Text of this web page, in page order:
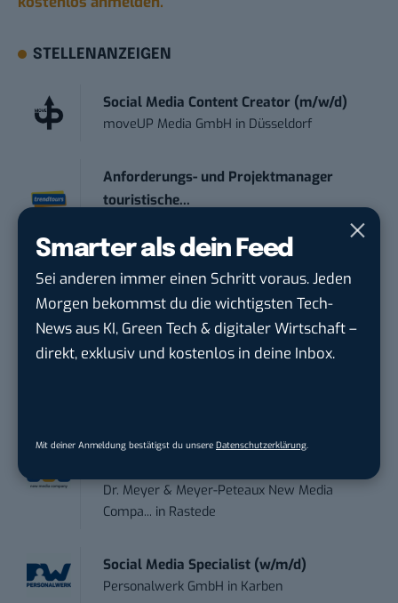
Smarter als dein Feed
Sei anderen immer einen Schritt voraus. Jeden
Morgen bekommst du die wichtigsten Tech-
News aus KI, Green Tech & digitaler Wirtschaft –
direkt, exklusiv und kostenlos in deine Inbox.
Mit deiner Anmeldung bestätigst du unsere Datenschutzerklärung.
STELLENANZEIGEN
Social Media Content Creator (m/w/d)
moveUP Media GmbH in Düsseldorf
Anforderungs- und Projektmanager
touristische...
Social Media Manager (m/w/d)
BANNERKÖNIG GmbH in Gelsenkirchen
Referent (m/w/d) Technik & Netzwerke
Social Media Manager / Content Creator
Dr. Meyer & Meyer-Peteaux New Media
Compa... in Rastede
Social Media Specialist (w/m/d)
Personalwerk GmbH in Karben